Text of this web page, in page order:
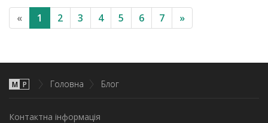
« 1 2 3 4 5 6 7 »
М P Головна Блог
Контактна інформація